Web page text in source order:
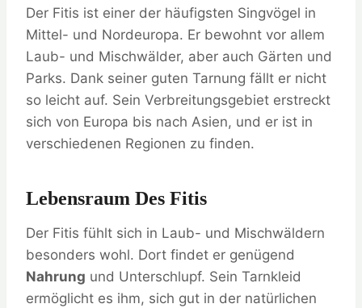
Der Fitis ist einer der häufigsten Singvögel in
Mittel- und Nordeuropa. Er bewohnt vor allem
Laub- und Mischwälder, aber auch Gärten und
Parks. Dank seiner guten Tarnung fällt er nicht
so leicht auf. Sein Verbreitungsgebiet erstreckt
sich von Europa bis nach Asien, und er ist in
verschiedenen Regionen zu finden.
Lebensraum Des Fitis
Der Fitis fühlt sich in Laub- und Mischwäldern
besonders wohl. Dort findet er genügend
Nahrung und Unterschlupf. Sein Tarnkleid
ermöglicht es ihm, sich gut in der natürlichen